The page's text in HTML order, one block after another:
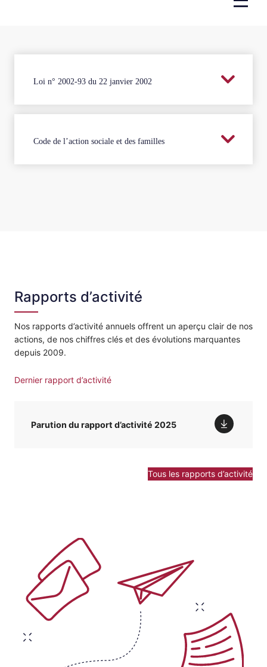
Loi n° 2002-93 du 22 janvier 2002
Code de l’action sociale et des familles
Rapports d’activité
Nos rapports d’activité annuels offrent un aperçu clair de nos
actions, de nos chiffres clés et des évolutions marquantes
depuis 2009.
Dernier rapport d’activité
Parution du rapport d’activité 2025
Tous les rapports d’activité